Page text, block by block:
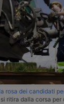
rosa dei candidati
ritira dalla corsa per